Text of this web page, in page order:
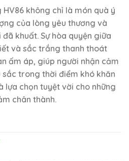
không chỉ là món quà ý
của lòng yêu thương và
khuất. Sự hòa quyện giữa
và sắc trắng thanh thoát
ấm áp, giúp người nhận cảm
sắc trong thời điểm khó khăn
lựa chọn tuyệt vời cho những
chân thành.